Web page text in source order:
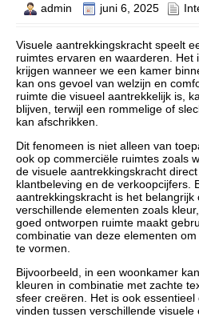
admin juni 6, 2025
Visuele aantrekkingskracht speelt
ruimtes ervaren en waarderen. Het
krijgen wanneer we een kamer
kan ons gevoel van welzijn en
ruimte die visueel aantrekkelijk is,
blijven, terwijl een rommelige of
kan afschrikken.
Dit fenomeen is niet alleen van
ook op commerciële ruimtes zoals
de visuele aantrekkingskracht
klantbeleving en de verkoopcijfers.
aantrekkingskracht is het
verschillende elementen zoals
goed ontworpen ruimte maakt
combinatie van deze elementen
te vormen.
Bijvoorbeeld, in een woonkamer
kleuren in combinatie met zachte
sfeer creëren. Het is ook
vinden tussen verschillende